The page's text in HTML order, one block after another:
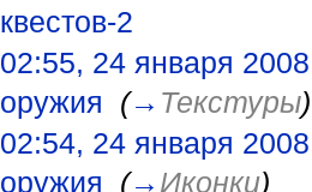
квестов-2
02:55, 24 января 2008
оружия
(→ Текстуры)
02:54, 24 января 2008
оружия
(→ Иконки)